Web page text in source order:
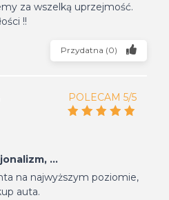
za wszelką uprzejmość.
!!
Przydatna (0)
POLECAM 5/5
...
na najwyższym poziomie,
auta.